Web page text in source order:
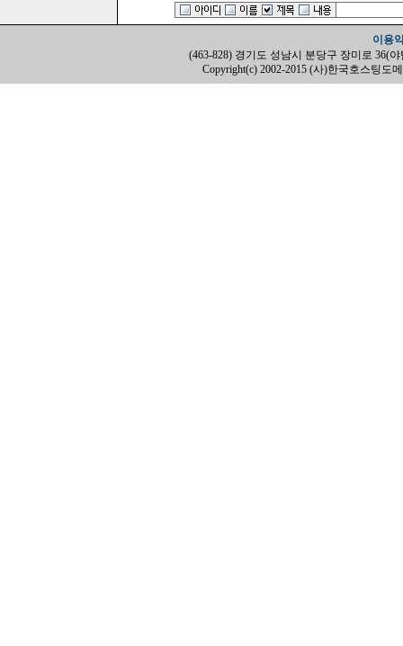
이용
(463-828) 경기도 성남시 분당구 장미로 36(
Copyright(c) 2002-2015 (사)한국호스팅도